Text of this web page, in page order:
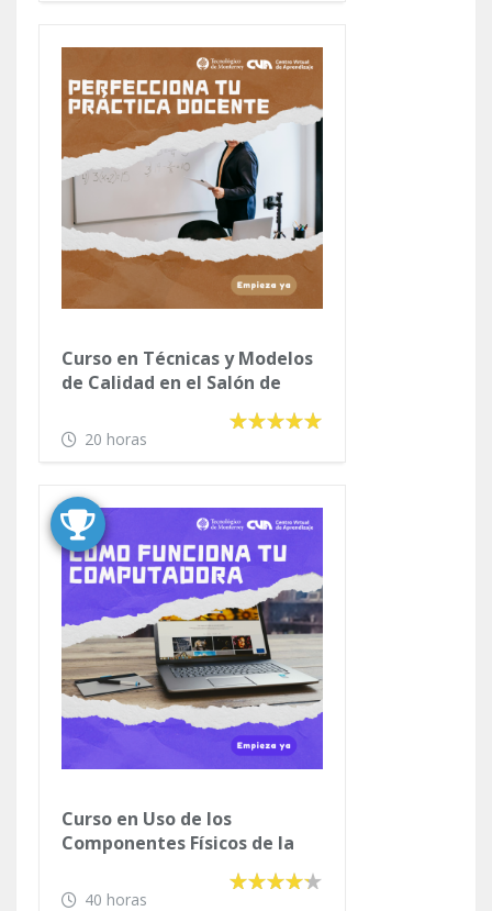
Curso en Técnicas y Modelos
de Calidad en el Salón de
20 horas
Curso en Uso de los
Componentes Físicos de la
40 horas